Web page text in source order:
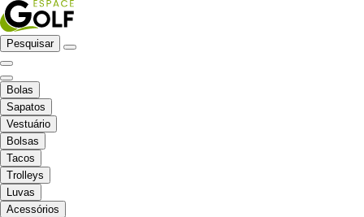
Pesquisar
Bolas
Sapatos
Vestuário
Bolsas
Tacos
Trolleys
Luvas
Acessórios